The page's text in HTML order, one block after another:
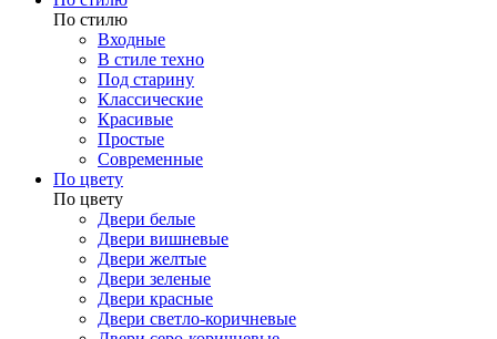
По стилю
Входные
В стиле техно
Под старину
Классические
Красивые
Простые
Современные
По цвету
По цвету
Двери белые
Двери вишневые
Двери желтые
Двери зеленые
Двери красные
Двери светло-коричневые